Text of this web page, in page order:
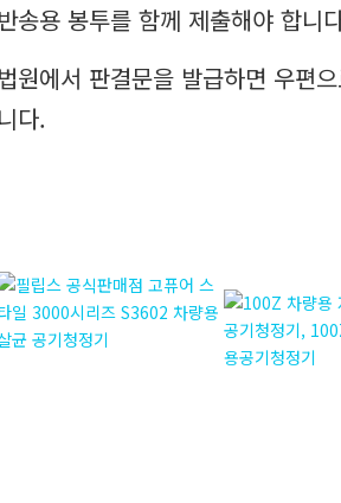
반송용 봉투를 함께 제출해야 합니
법원에서 판결문을 발급하면 우편
니다.